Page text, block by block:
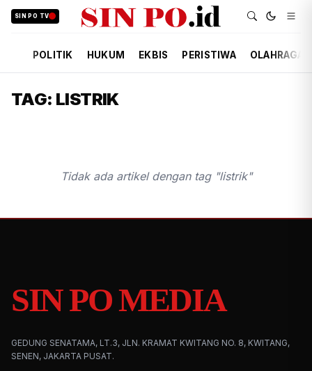
SIN PO TV
POLITIK HUKUM EKBIS PERISTIWA OLAHRAGA
TAG: LISTRIK
Tidak ada artikel dengan tag "listrik"
SIN PO MEDIA
GEDUNG SENATAMA, LT.3, JLN. KRAMAT KWITANG NO. 8, KWITANG,
SENEN, JAKARTA PUSAT.